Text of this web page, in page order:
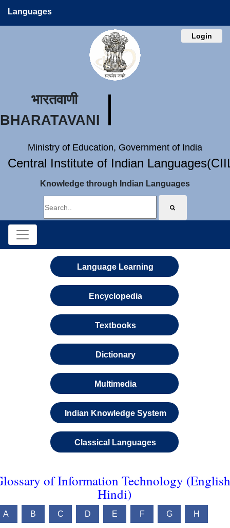
Languages
Login
भारतवाणी
BHARATAVANI
Ministry of Education, Government of India
Central Institute of Indian
Knowledge through Indian Languages
Language Learning
Encyclopedia
Textbooks
Dictionary
Multimedia
Indian Knowledge System
Classical Languages
of Information Technology
Hindi)
A B C D E F G H